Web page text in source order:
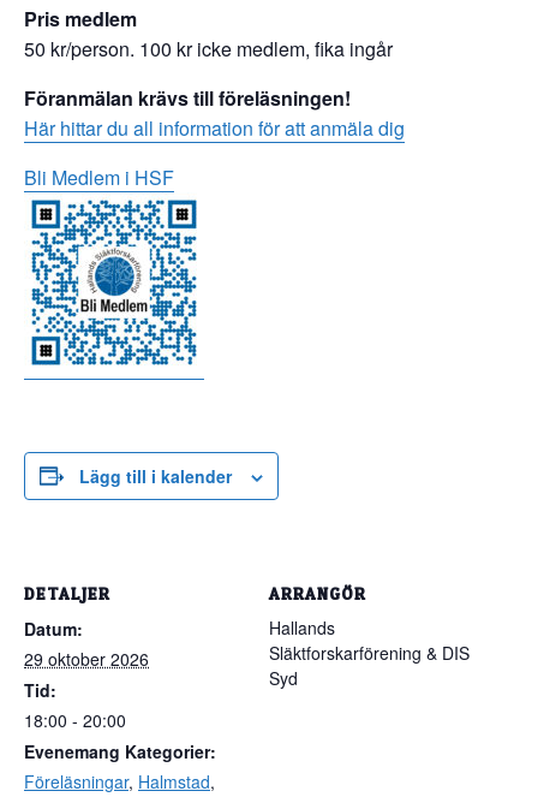
Pris medlem
50 kr/person. 100 kr icke medlem, fika ingår
Föranmälan krävs till föreläsningen!
Här hittar du all information för att anmäla dig
Bli Medlem i HSF
Lägg till i kalender
DETALJER
Datum:
29 oktober 2026
Tid:
18:00 - 20:00
Evenemang Kategorier:
Föreläsningar, Halmstad,
ARRANGÖR
Hallands
Släktforskarförening & DIS
Syd